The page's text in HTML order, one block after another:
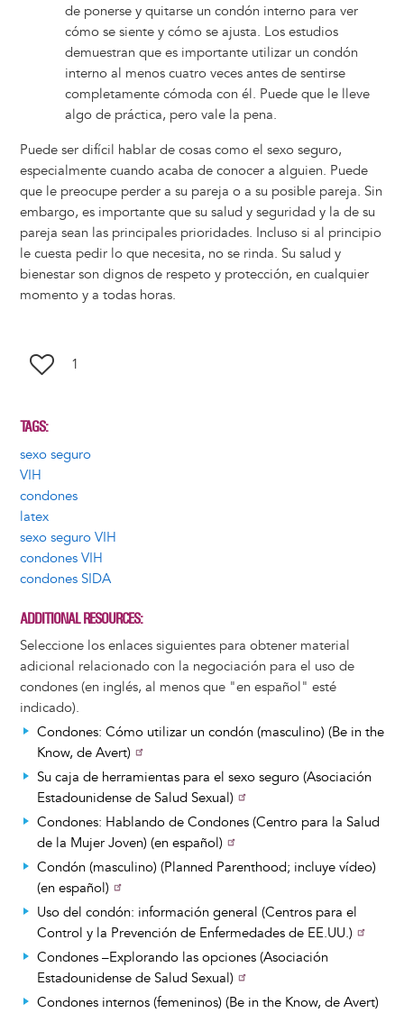
de ponerse y quitarse un condón interno para ver
cómo se siente y cómo se ajusta. Los estudios
demuestran que es importante utilizar un condón
interno al menos cuatro veces antes de sentirse
completamente cómoda con él. Puede que le lleve
algo de práctica, pero vale la pena.
Puede ser difícil hablar de cosas como el sexo seguro,
especialmente cuando acaba de conocer a alguien. Puede
que le preocupe perder a su pareja o a su posible pareja. Sin
embargo, es importante que su salud y seguridad y la de su
pareja sean las principales prioridades. Incluso si al principio
le cuesta pedir lo que necesita, no se rinda. Su salud y
bienestar son dignos de respeto y protección, en cualquier
momento y a todas horas.
1
TAGS
sexo seguro
VIH
condones
latex
sexo seguro VIH
condones VIH
condones SIDA
ADDITIONAL RESOURCES
Seleccione los enlaces siguientes para obtener material
adicional relacionado con la negociación para el uso de
condones (en inglés, al menos que "en español" esté
indicado).
Condones: Cómo utilizar un condón (masculino) (Be in the
Know, de Avert)
Su caja de herramientas para el sexo seguro (Asociación
Estadounidense de Salud Sexual)
Condones: Hablando de Condones (Centro para la Salud
de la Mujer Joven) (en español)
Condón (masculino) (Planned Parenthood; incluye vídeo)
(en español)
Uso del condón: información general (Centros para el
Control y la Prevención de Enfermedades de EE.UU.)
Condones –Explorando las opciones (Asociación
Estadounidense de Salud Sexual)
Condones internos (femeninos) (Be in the Know, de Avert)